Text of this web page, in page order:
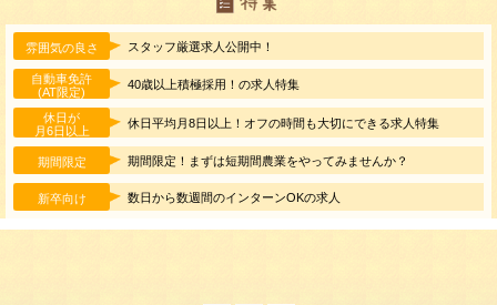
雰囲気の良さ スタッフ厳選求人公開中！
自動車免許
(AT限定)
40歳以上積極採用！の求人特集
休日が
月6日以上
休日平均月8日以上！オフの時間も大切にできる求人特集
期間限定 期間限定！まずは短期間農業をやってみませんか？
新卒向け 数日から数週間のインターンOKの求人